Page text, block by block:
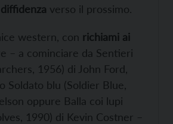
diffidenza verso il prossimo.
western, con richiami ai
– a cominciare da Sentieri
1956) di John Ford,
Soldato blu (Soldier Blue,
oppure Balla coi lupi
1990) di Kevin Costner –